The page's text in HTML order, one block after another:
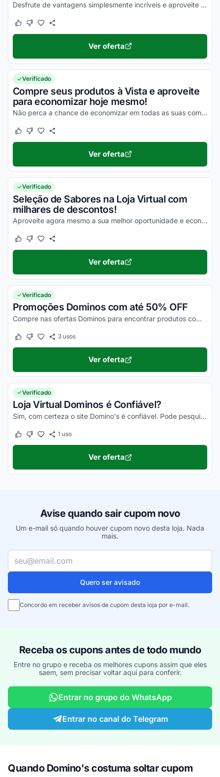
Desfrute de vantagens simplesmente incríveis e aproveite para economizar!
Este cupom funcionou
Este cupom não funcionou
Ver oferta
Verificado
Compre seus produtos à Vista e aproveite
para economizar hoje mesmo!
Não perca a chance de economizar em todas as suas compras e aproveite agora mesmo com esta oferta!
Este cupom funcionou
Este cupom não funcionou
Ver oferta
Verificado
Seleção de Sabores na Loja Virtual com
milhares de descontos!
Aproveite agora mesmo a sua melhor oportunidade e economize em todas as suas compras ainda hoje!
Este cupom funcionou
Este cupom não funcionou
Ver oferta
Verificado
Promoções Dominos com até 50% OFF
Compre nas ofertas Dominos para encontrar produtos com a máxima economia!
Este cupom funcionou
Este cupom não funcionou
3usos
Ver oferta
Verificado
Loja Virtual Dominos é Confiável?
Sim, com certeza o site Domino's é confiável. Pode pesquisar no Reclame Aqui Dominos, ler as avaliações dos clientes que você vai ter certeza disso!
Este cupom funcionou
Este cupom não funcionou
1 uso
Ver oferta
Avise quando sair cupom novo
Um e-mail só quando houver cupom novo desta loja. Nada
mais.
Seu e-mail
Quero ser avisado
Concordo em receber avisos de cupom desta loja por e-mail.
Receba os cupons antes de todo mundo
Entre no grupo e receba os melhores cupons assim que eles
saem, sem precisar voltar aqui para conferir.
Entrar no grupo do WhatsApp
Entrar no canal do Telegram
Quando Domino's costuma soltar cupom